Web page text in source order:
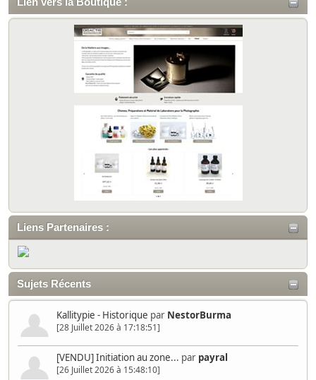
Liens Partenaires :
Sujets Récents
Kallitypie - Historique par NestorBurma
[28 Juillet 2026 à 17:18:51]
[VENDU] Initiation au zone... par payral
[26 Juillet 2026 à 15:48:10]